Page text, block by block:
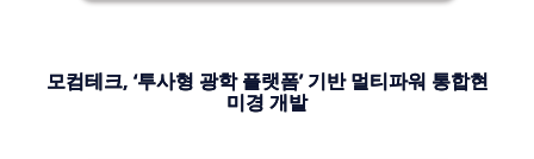
모컴테크, ‘투사형 광학 플랫폼’ 기반 멀티파워 통합현
미경 개발